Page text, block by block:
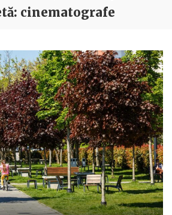
cinematografe